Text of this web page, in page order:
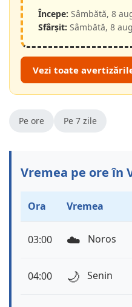
Începe: Sâmbătă, 8
Sfârșit: Sâmbătă, 8
Vezi toate
Pe ore Pe 7 zile
Vremea pe ore în
Ora Vremea
03:00 ☁️ Noros
04:00 🌙 Senin